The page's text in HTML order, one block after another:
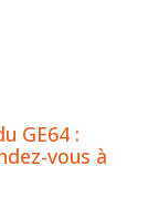
GE64 :
vous à